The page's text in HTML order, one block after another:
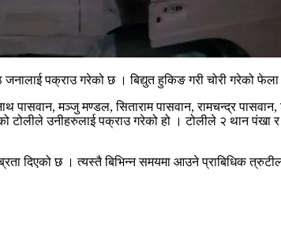
जनालाई पक्राउ गरेको छ । बिद्युत हुकिङ गरी चोरी गरेको
पासवान, मञ्जु मण्डल, सिताराम पासवान, रामचन्द्र
टोलीले उनीहरुलाई पक्राउ गरेको हो । टोलीले २ थान
दिएको छ । त्यस्तै बिभिन्न समयमा आउने प्राबिधिक